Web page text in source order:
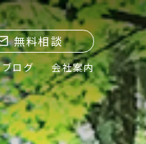
無料相談
ブログ 会社案内